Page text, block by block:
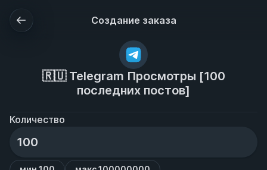
Создание заказа
🇷🇺 Telegram Просмотры [100
последних постов]
Количество